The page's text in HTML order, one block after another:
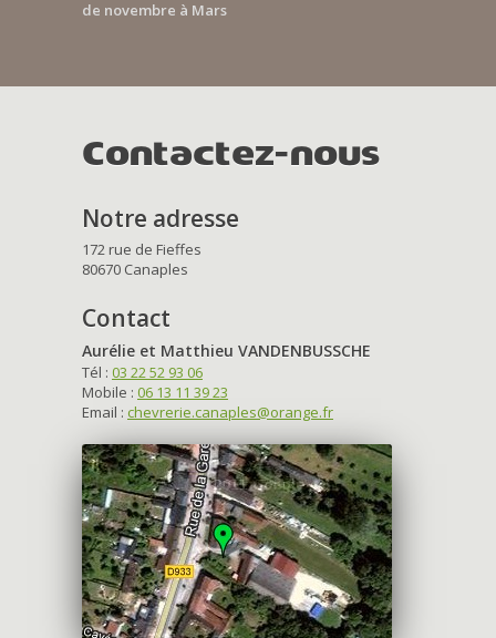
de novembre à Mars
Contactez-nous
Notre adresse
172 rue de Fieffes
80670 Canaples
Contact
Aurélie et Matthieu VANDENBUSSCHE
Tél : 03 22 52 93 06
Mobile : 06 13 11 39 23
Email : chevrerie.canaples@orange.fr